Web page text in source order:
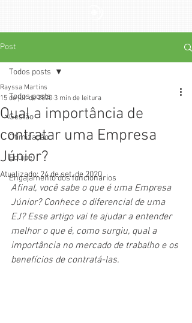
Post
Todos posts
Gestão
Otimização
Equipe
Engajamento dos funcionários
Todos posts
Qual a importância de
contratar uma Empresa
Júnior?
Rayssa Martins
15 de jul. de 2020 3 min de leitura
Atualizado:24 de set. de 2020
Afinal, você sabe o que é uma Empresa
Júnior? Conhece o diferencial de uma
EJ? Esse artigo vai te ajudar a entender
melhor o que é, como surgiu, qual a
importância no mercado de trabalho e os
benefícios de contratá-las.